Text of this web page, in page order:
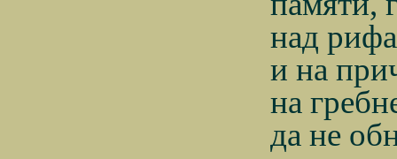
над
и на
на
да не